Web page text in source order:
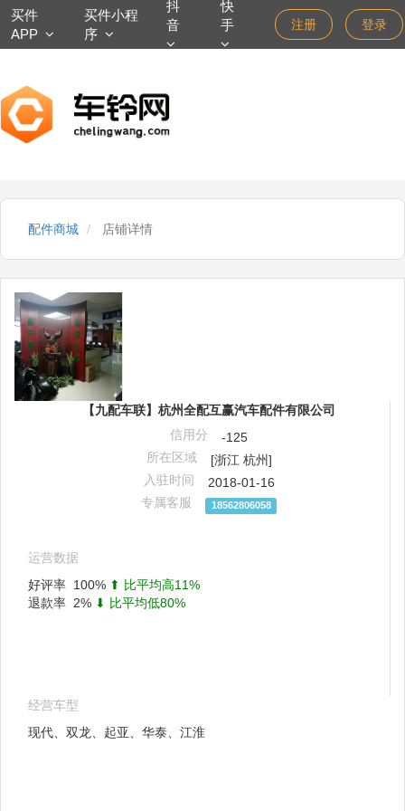
买件
APP
买件小程
序
抖
音
快
手
注册 登录
配件商城 店铺详情
【九配车联】杭州全配互赢汽车配件有限公司
信用分
-125
所在区域
[浙江 杭州]
入驻时间
2018-01-16
专属客服
18562806058
运营数据
好评率 100% ⬆ 比平均高11%
退款率 2% ⬇ 比平均低80%
经营车型
现代、双龙、起亚、华泰、江淮